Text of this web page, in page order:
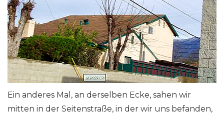
Ein anderes Mal, an derselben Ecke, sahen wir
mitten in der Seitenstraße, in der wir uns befanden,